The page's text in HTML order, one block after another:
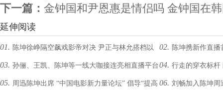
下一篇： 金钟国和尹恩惠是情侣吗 金钟国在
延伸阅读
01. 陈坤徐峥隔空飙戏影帝对决 尹正与林允搭档以
一敌五
02. 陈坤携新作直
03. 孙俪、王凯、陈坤等一线大咖接连亮相直播平台
下一个又会是谁？
04. 行走的穿衣标杆
秀
05. 周迅陈坤出席 “中国电影新力量论坛” 倡导“提高 06. 刘畅加入陈坤周